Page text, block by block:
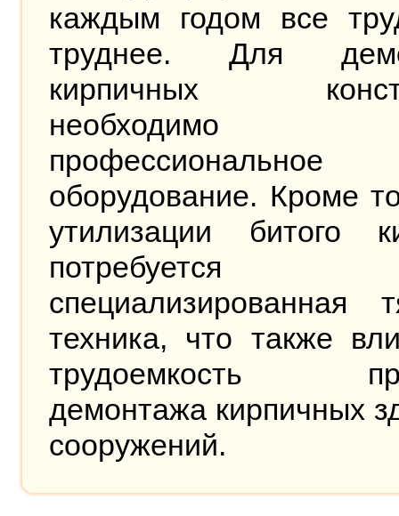
каждым годом все
труднее. Для
кирпичных
необходимо
профессиональное
оборудование. Кроме
утилизации битого
потребуется
специализированная
техника, что также
трудоемкость
демонтажа кирпичных
сооружений.